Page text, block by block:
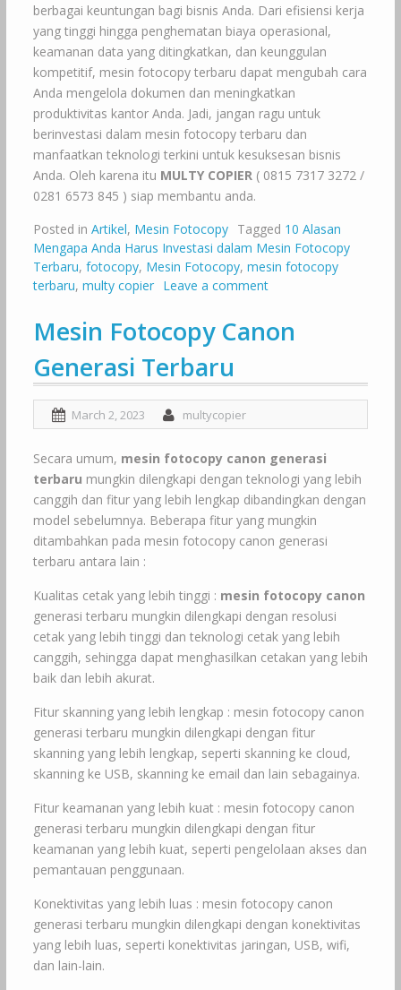
berbagai keuntungan bagi bisnis Anda. Dari efisiensi kerja
yang tinggi hingga penghematan biaya operasional,
keamanan data yang ditingkatkan, dan keunggulan
kompetitif, mesin fotocopy terbaru dapat mengubah cara
Anda mengelola dokumen dan meningkatkan
produktivitas kantor Anda. Jadi, jangan ragu untuk
berinvestasi dalam mesin fotocopy terbaru dan
manfaatkan teknologi terkini untuk kesuksesan bisnis
Anda. Oleh karena itu MULTY COPIER( 0815 7317 3272 /
0281 6573 845 ) siap membantu anda.
Posted in Artikel, Mesin Fotocopy Tagged 10 Alasan
Mengapa Anda Harus Investasi dalam Mesin Fotocopy
Terbaru, fotocopy, Mesin Fotocopy, mesin fotocopy
terbaru, multy copier Leave a comment
Mesin Fotocopy Canon
Generasi Terbaru
March 2, 2023 multycopier
Secara umum, mesin fotocopy canon generasi
terbaru mungkin dilengkapi dengan teknologi yang lebih
canggih dan fitur yang lebih lengkap dibandingkan dengan
model sebelumnya. Beberapa fitur yang mungkin
ditambahkan pada mesin fotocopy canon generasi
terbaru antara lain :
Kualitas cetak yang lebih tinggi : mesin fotocopy canon
generasi terbaru mungkin dilengkapi dengan resolusi
cetak yang lebih tinggi dan teknologi cetak yang lebih
canggih, sehingga dapat menghasilkan cetakan yang lebih
baik dan lebih akurat.
Fitur skanning yang lebih lengkap : mesin fotocopy canon
generasi terbaru mungkin dilengkapi dengan fitur
skanning yang lebih lengkap, seperti skanning ke cloud,
skanning ke USB, skanning ke email dan lain sebagainya.
Fitur keamanan yang lebih kuat : mesin fotocopy canon
generasi terbaru mungkin dilengkapi dengan fitur
keamanan yang lebih kuat, seperti pengelolaan akses dan
pemantauan penggunaan.
Konektivitas yang lebih luas : mesin fotocopy canon
generasi terbaru mungkin dilengkapi dengan konektivitas
yang lebih luas, seperti konektivitas jaringan, USB, wifi,
dan lain-lain.